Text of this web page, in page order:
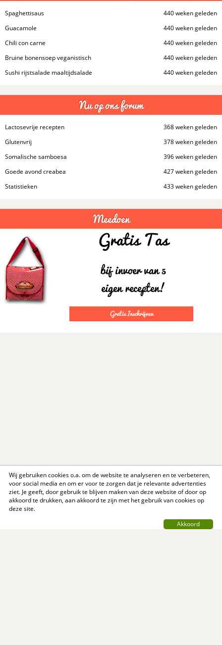
Wij gebruiken cookies o.a. om de website te analyseren en te verbeteren,
voor social media en om er voor te zorgen dat je relevante advertenties
ziet. Je geeft, door gebruik te blijven maken van deze website of door op
akkoord te drukken, aan akkoord te zijn met het gebruik van cookies op
deze site.
Akkoord
440 weken geleden
Spaghettisaus
440 weken geleden
Guacamole
440 weken geleden
Chili con carne
440 weken geleden
Bruine bonensoep veganistisch
440 weken geleden
Sushi rijstsalade maaltijdsalade
Nu op ons forum
368 weken geleden
Lactosevrije recepten
378 weken geleden
Glutenvrij
396 weken geleden
Somalische samboesa
427 weken geleden
Goede avond creabea
433 weken geleden
Statistieken
Meedoen
Gratis Tas
bij invoer van 5
eigen recepten!
Gratis Inschrijven